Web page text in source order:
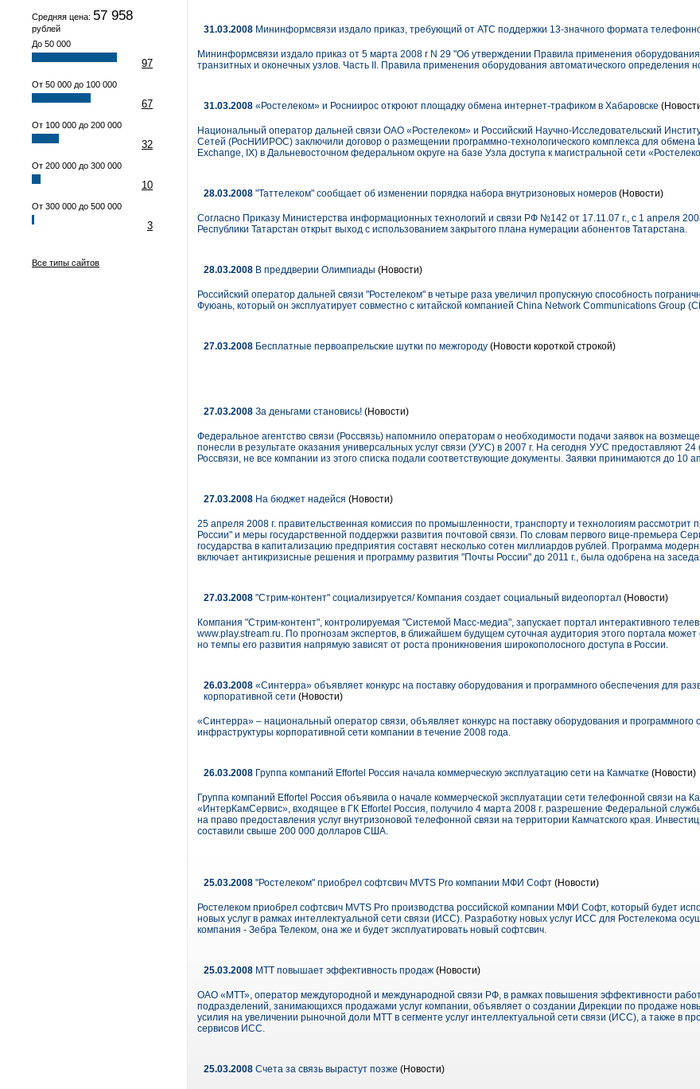
Средняя цена: 57 958
рублей
До 50 000
97
От 50 000 до 100 000
67
От 100 000 до 200 000
32
От 200 000 до 300 000
10
От 300 000 до 500 000
3
Все типы сайтов
31.03.2008 Мининформсвязи издало приказ, требующий от АТС поддержки 13-значного формата
Мининформсвязи издало приказ от 5 марта 2008 г N 29 "Об утверждении Правила применения
транзитных и оконечных узлов. Часть II. Правила применения оборудования автоматического определения
31.03.2008 «Ростелеком» и Росниирос откроют площадку обмена интернет-трафиком в Хабаровске
Национальный оператор дальней связи ОАО «Ростелеком» и Российский Научно-Исследовательский
Сетей (РосНИИРОС) заключили договор о размещении программно-технологического комплекса для
Exchange, IX) в Дальневосточном федеральном округе на базе Узла доступа к магистральной сети
28.03.2008 "Таттелеком" сообщает об изменении порядка набора внутризоновых номеров (Новости)
Согласно Приказу Министерства информационных технологий и связи РФ №142 от 17.11.07 г., с 1 апреля
Республики Татарстан открыт выход с использованием закрытого плана нумерации абонентов Татарстана.
28.03.2008 В преддверии Олимпиады (Новости)
Российский оператор дальней связи "Ростелеком" в четыре раза увеличил пропускную способность
Фуюань, который он эксплуатирует совместно с китайской компанией China Network Communications Group
27.03.2008 Бесплатные первоапрельские шутки по межгороду (Новости короткой строкой)
27.03.2008 За деньгами становись! (Новости)
Федеральное агентство связи (Россвязь) напомнило операторам о необходимости подачи заявок на
понесли в результате оказания универсальных услуг связи (УУС) в 2007 г. На сегодня УУС предоставляют
Россвязи, не все компании из этого списка подали соответствующие документы. Заявки принимаются до 10
27.03.2008 На бюджет надейся (Новости)
25 апреля 2008 г. правительственная комиссия по промышленности, транспорту и технологиям рассмотрит
России" и меры государственной поддержки развития почтовой связи. По словам первого вице-премьера
государства в капитализацию предприятия составят несколько сотен миллиардов рублей. Программа
включает антикризисные решения и программу развития "Почты России" до 2011 г., была одобрена на
27.03.2008 "Стрим-контент" социализируется/ Компания создает социальный видеопортал (Новости)
Компания "Стрим-контент", контролируемая "Системой Масс-медиа", запускает портал интерактивного
www.play.stream.ru. По прогнозам экспертов, в ближайшем будущем суточная аудитория этого портала может
но темпы его развития напрямую зависят от роста проникновения широкополосного доступа в России.
26.03.2008 «Синтерра» объявляет конкурс на поставку оборудования и программного обеспечения для
корпоративной сети (Новости)
«Синтерра» – национальный оператор связи, объявляет конкурс на поставку оборудования и программного
инфраструктуры корпоративной сети компании в течение 2008 года.
26.03.2008 Группа компаний Effortel Россия начала коммерческую эксплуатацию сети на Камчатке (Новости)
Группа компаний Effortel Россия объявила о начале коммерческой эксплуатации сети телефонной связи на
«ИнтерКамСервис», входящее в ГК Effortel Россия, получило 4 марта 2008 г. разрешение Федеральной
на право предоставления услуг внутризоновой телефонной связи на территории Камчатского края.
составили свыше 200 000 долларов США.
25.03.2008 "Ростелеком" приобрел софтсвич MVTS Pro компании МФИ Софт (Новости)
Ростелеком приобрел софтсвич MVTS Pro производства российской компании МФИ Софт, который будет
новых услуг в рамках интеллектуальной сети связи (ИСС). Разработку новых услуг ИСС для Ростелекома
компания - Зебра Телеком, она же и будет эксплуатировать новый софтсвич.
25.03.2008 МТТ повышает эффективность продаж (Новости)
ОАО «МТТ», оператор междугородной и международной связи РФ, в рамках повышения эффективности
подразделений, занимающихся продажами услуг компании, объявляет о создании Дирекции по продаже
усилия на увеличении рыночной доли МТТ в сегменте услуг интеллектуальной сети связи (ИСС), а также в
сервисов ИСС.
25.03.2008 Счета за связь вырастут позже (Новости)